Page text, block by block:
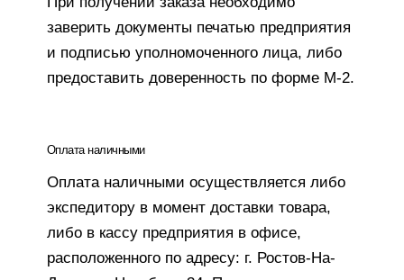
заверить документы печатью предприятия
и подписью уполномоченного лица, либо
предоставить доверенность по форме М-2.
Оплата наличными
Оплата наличными осуществляется либо
экспедитору в момент доставки товара,
либо в кассу предприятия в офисе,
расположенного по адресу: г. Ростов-На-